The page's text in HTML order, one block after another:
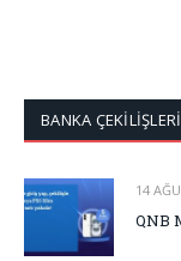
BANKA ÇEKİLİŞLERİ
14
QNB